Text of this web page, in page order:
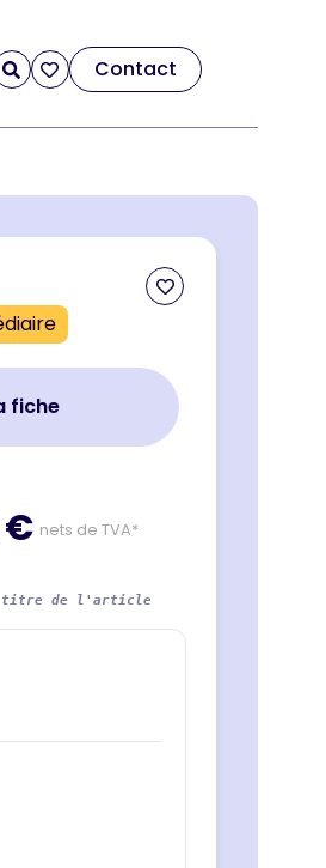
Contact
fiche
€ nets de TVA*
titre de l'article